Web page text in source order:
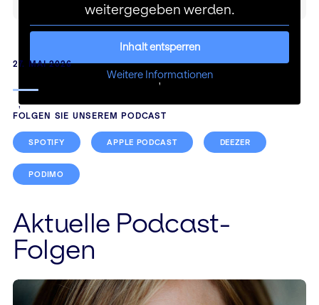
27. MAI 2026
FOLGEN SIE UNSEREM PODCAST
SPOTIFY APPLE PODCAST DEEZER
PODIMO
weitergegeben werden.
Inhalt entsperren
Weitere Informationen
'
'
Aktuelle Podcast-
Folgen